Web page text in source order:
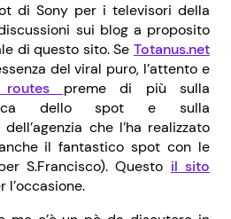
di Sony per i televisori della
sui blog a proposito
di questo sito. Se Totanus.net
del viral puro, l’attento e
routes preme di più sulla
dello spot e sulla
che l’ha realizzato
il fantastico spot con le
S.Francisco). Questo il sito
l’occasione.